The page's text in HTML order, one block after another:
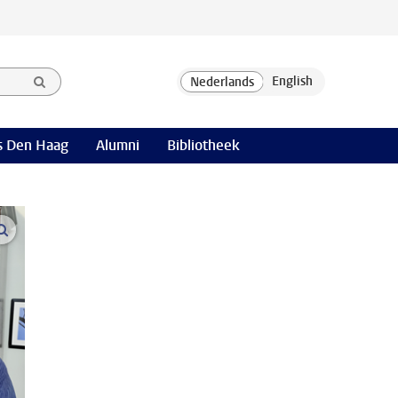
Den Haag Alumni Bibliotheek
open modal